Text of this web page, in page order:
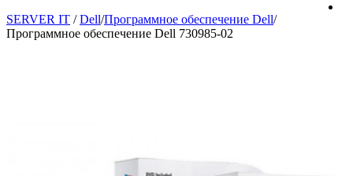
SERVER IT / Dell/Программное обеспечение Dell/
Программное обеспечение Dell 730985-02